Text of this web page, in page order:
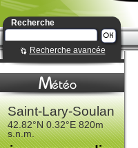
Recherche
Recherche avancée